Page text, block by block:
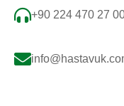
+90 224 470 27